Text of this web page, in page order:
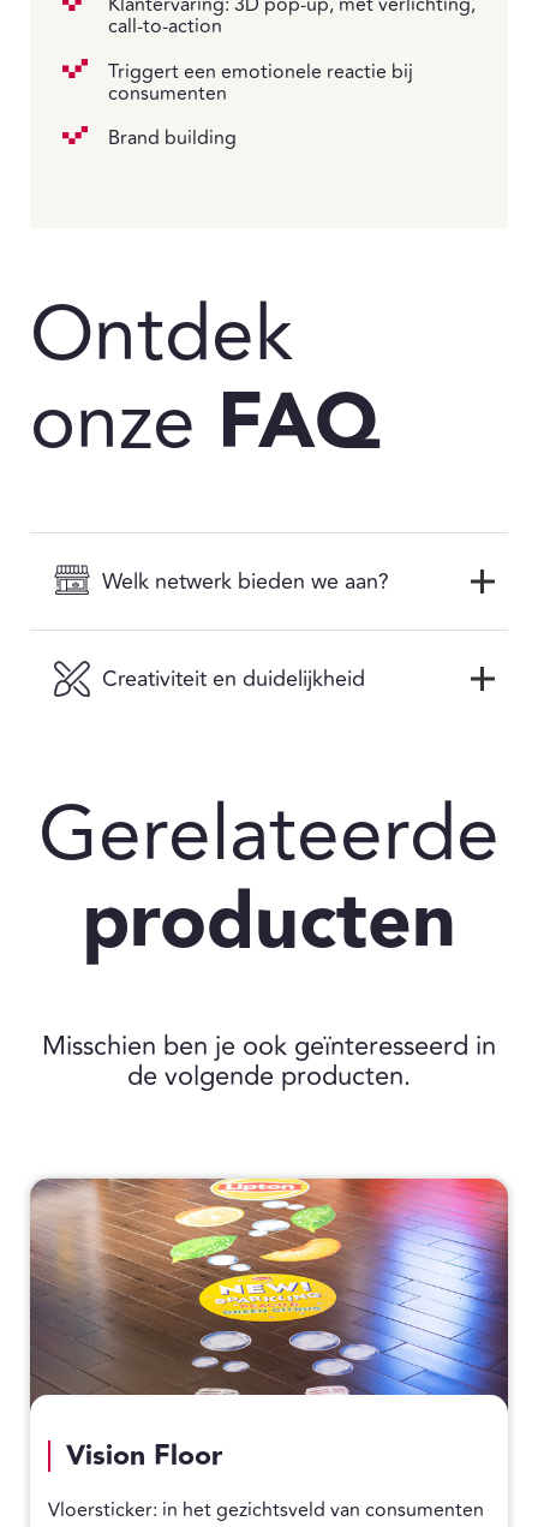
call-to-action
Triggert een emotionele reactie bij
consumenten
Brand building
Ontdek
onze FAQ
Welk netwerk bieden we aan?
Creativiteit en duidelijkheid
Gerelateerde
producten
Misschien ben je ook geïnteresseerd in
de volgende producten.
Vision Floor
Vloersticker: in het gezichtsveld van consumenten